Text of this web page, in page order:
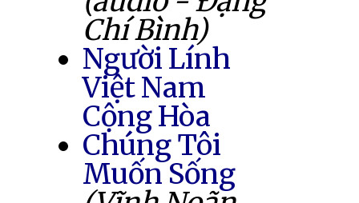
Chí Bình)
Người Lính
Việt Nam
Cộng Hòa
Chúng Tôi
Muốn Sống